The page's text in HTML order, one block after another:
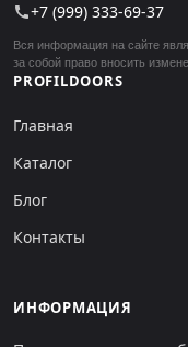
call+7 (999) 333-69-37
Вся информация на сайте
за собой право вносить
PROFILDOORS
Главная
Каталог
Блог
Контакты
ИНФОРМАЦИЯ